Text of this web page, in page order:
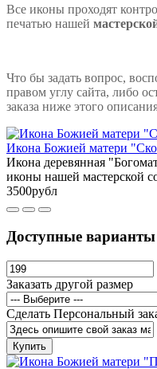
Все иконы проходят
печатью нашей
Что бы задать вопрос,
правом углу сайта, либо
заказа ниже этого
Икона Божией матери
Икона деревянная
иконы нашей мастерской
3500рубл
Доступные варианты
Заказать другой размер
Сделать Персональный
Купить